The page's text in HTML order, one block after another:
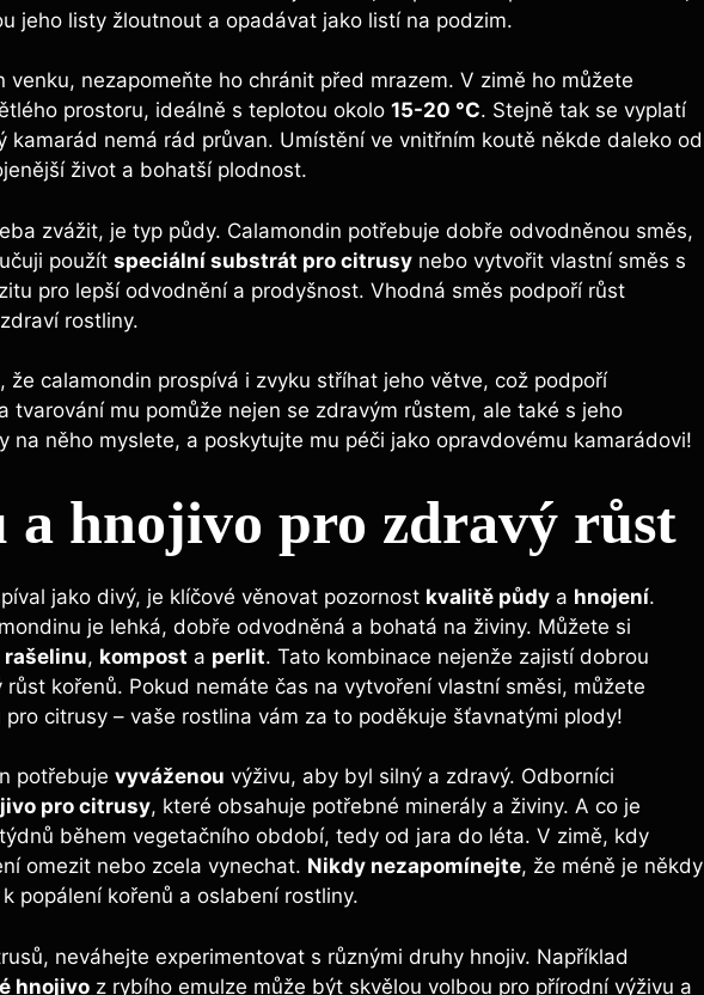
jeho listy žloutnout a opadávat jako listí na podzim.
venku, nezapomeňte ho chránit před mrazem. V zimě ho můžete
prostoru, ideálně s teplotou okolo 15-20 °C. Stejně tak se vyplatí
kamarád nemá rád průvan. Umístění ve vnitřním koutě někde daleko od
život a bohatší plodnost.
zvážit, je typ půdy. Calamondin potřebuje dobře odvodněnou směs,
použít speciální substrát pro citrusy nebo vytvořit vlastní směs s
pro lepší odvodnění a prodyšnost. Vhodná směs podpoří růst
rostliny.
že calamondin prospívá i zvyku stříhat jeho větve, což podpoří
tvarování mu pomůže nejen se zdravým růstem, ale také s jeho
na něho myslete, a poskytujte mu péči jako opravdovému kamarádovi!
a hnojivo pro zdravý růst
jako divý, je klíčové věnovat pozornost kvalitě půdy a hnojení.
je lehká, dobře odvodněná a bohatá na živiny. Můžete si
rašelinu, kompost a perlit. Tato kombinace nejenže zajistí dobrou
kořenů. Pokud nemáte čas na vytvoření vlastní směsi, můžete
citrusy – vaše rostlina vám za to poděkuje šťavnatými plody!
potřebuje vyváženou výživu, aby byl silný a zdravý. Odborníci
pro citrusy, které obsahuje potřebné minerály a živiny. A co je
během vegetačního období, tedy od jara do léta. V zimě, kdy
omezit nebo zcela vynechat. Nikdy nezapomínejte, že méně je někdy
popálení kořenů a oslabení rostliny.
neváhejte experimentovat s různými druhy hnojiv. Například
hnojivo z rybího emulze může být skvělou volbou pro přírodní výživu a